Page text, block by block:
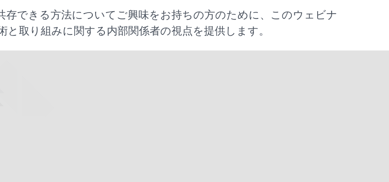
できる方法についてご興味をお持ちの方のために、このウェビナ
取り組みに関する内部関係者の視点を提供します。